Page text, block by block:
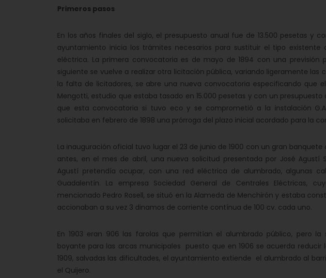
Primeros pasos
En los años finales del siglo, el presupuesto anual fue de 13.500 pesetas y
ayuntamiento inicia los trámites necesarios para sustituir el tipo existente
eléctrica. La primera convocatoria es de mayo de 1894 con una previsión
siguiente se vuelve a realizar otra licitación pública, variando ligeramente las
la falta de licitadores, se abre una nueva convocatoria especificando que
Mengotti, estudio que estaba tasado en 15.000 pesetas y con un presupuesto
que esta convocatoria si tuvo eco y se comprometió a la instalación
solicitaba en febrero de 1898 una prórroga del plazo inicial acordado para la
La inauguración oficial tuvo lugar el 23 de junio de 1900 con un gran banquete
antes, en el mes de abril, una nueva solicitud presentada por José Agustí
Agustí pretendía ocupar, con una red eléctrica de alumbrado, algunas
Guadalentín. La empresa Sociedad General de Centrales Eléctricas,
mencionado Pedro Rosell, se situó en la Alameda de Menchirón y estaba
accionaban a su vez 3 dinamos de corriente contínua de 100 cv. cada uno.
En 1903 eran 906 las farolas que permitían el alumbrado público, pero
boyante para las arcas municipales puesto que en 1906 se acuerda reducir
1909, salvadas las dificultades, el ayuntamiento extiende el alumbrado al
el Quijero.